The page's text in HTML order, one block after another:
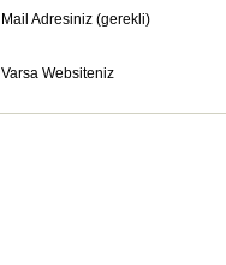
Mail Adresiniz (gerekli)
Varsa Websiteniz